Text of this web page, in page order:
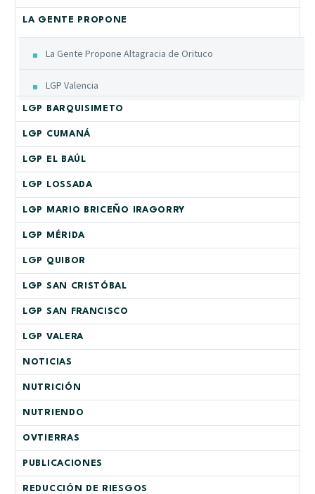
LA GENTE PROPONE
La Gente Propone Altagracia de Orituco
LGP Valencia
LGP BARQUISIMETO
LGP CUMANÁ
LGP EL BAÚL
LGP LOSSADA
LGP MARIO BRICEÑO IRAGORRY
LGP MÉRIDA
LGP QUIBOR
LGP SAN CRISTÓBAL
LGP SAN FRANCISCO
LGP VALERA
NOTICIAS
NUTRICIÓN
NUTRIENDO
OVTIERRAS
PUBLICACIONES
REDUCCIÓN DE RIESGOS